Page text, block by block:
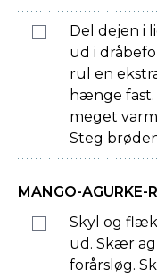
Del dejen i
ud i
rul en
hænge fast.
meget
Steg
MANGO-AGURKE-
Skyl og
ud. Skær
forårsløg.